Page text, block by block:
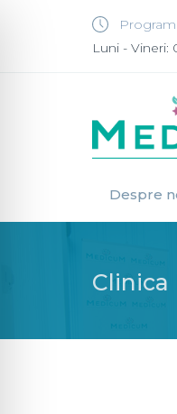
Program
Luni - Vineri:
Despre